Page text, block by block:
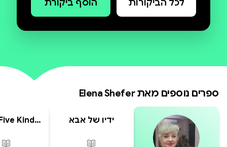
✨ שאחריות הופכת אותנו לבוגרים
✨ ששמחה אמיתית מגיעה אל מי
לכל הביקורות הוסף ביקורת
ספרים נוספים מאתElena Shefer
ידיו של אבא
Kind
Tales